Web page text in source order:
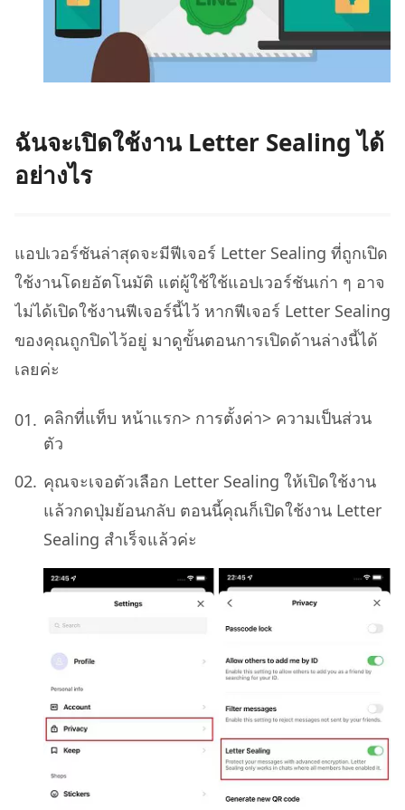
ฉันจะเปิดใช้งาน Letter Sealing ได้
อย่างไร
แอปเวอร์ชันล่าสุดจะมีฟีเจอร์ Letter Sealing ที่ถูกเปิด
ใช้งานโดยอัตโนมัติ แต่ผู้ใช้ใช้แอปเวอร์ชันเก่า ๆ อาจ
ไม่ได้เปิดใช้งานฟีเจอร์นี้ไว้ หากฟีเจอร์ Letter Sealing
ของคุณถูกปิดไว้อยู่ มาดูขั้นตอนการเปิดด้านล่างนี้ได้
เลยค่ะ
คลิกที่แท็บ หน้าแรก> การตั้งค่า> ความเป็นส่วน
ตัว
คุณจะเจอตัวเลือก Letter Sealing ให้เปิดใช้งาน
แล้วกดปุ่มย้อนกลับ ตอนนี้คุณก็เปิดใช้งาน Letter
Sealing สำเร็จแล้วค่ะ